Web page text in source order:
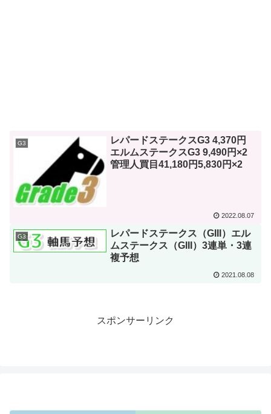
G3
レパードステークスG3 4,370円
エルムステークスG3 9,490円×2
管理人買目41,180円5,830円×2
2022.08.07
G3
レパードステークス（GIII）エル
ムステークス（GIII）3連単・3連
複予想
2021.08.08
スポンサーリンク